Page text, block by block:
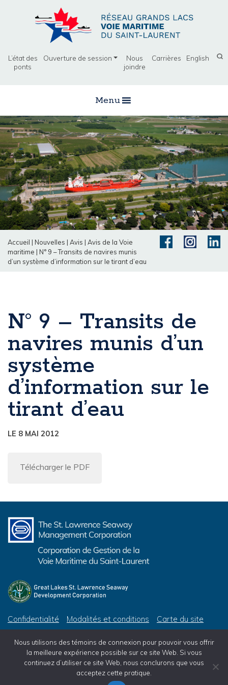
L’état des
ponts
Ouverture de session
Nous
joindre
Carrières English
Menu
Accueil | Nouvelles | Avis | Avis de la Voie
maritime | N° 9 – Transits de navires munis
d’un système d’information sur le tirant d’eau
N° 9 – Transits de
navires munis d’un
système
d’information sur le
tirant d’eau
LE 8 MAI 2012
Télécharger le PDF
Confidentialité Modalités et conditions Carte du site
© 2026 Great Lakes St. Lawrence Seaway Development Corporation, All Rights Reserved
Nous utilisons des témoins de connexion pour pouvoir vous offrir
la meilleure expérience possible sur ce site Web. Si vous
continuez d’utiliser ce site Web, nous conclurons que vous
acceptez cette pratique.